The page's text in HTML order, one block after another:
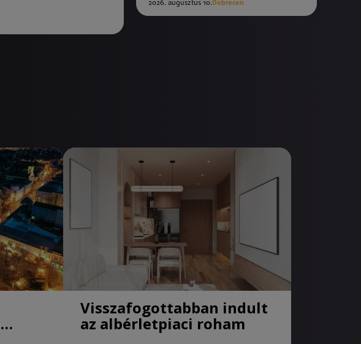
2026. augusztus 10.Debrecen
Visszafogottabban indult
az albérletpiaci roham